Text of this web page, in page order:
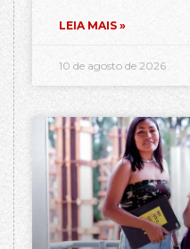
LEIA MAIS »
10 de agosto de 2026